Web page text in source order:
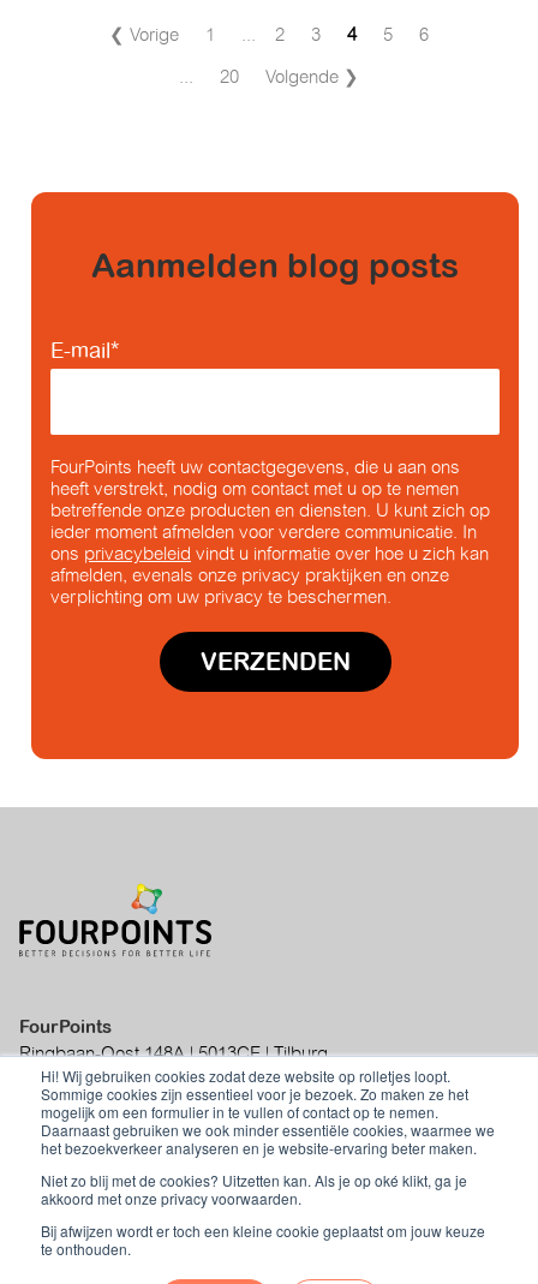
Hi! Wij gebruiken cookies zodat deze website op rolletjes loopt.
Sommige cookies zijn essentieel voor je bezoek. Zo maken ze het
mogelijk om een formulier in te vullen of contact op te nemen.
Daarnaast gebruiken we ook minder essentiële cookies, waarmee we
het bezoekverkeer analyseren en je website-ervaring beter maken.
Niet zo blij met de cookies? Uitzetten kan. Als je op oké klikt, ga je
akkoord met onze privacy voorwaarden.
Bij afwijzen wordt er toch een kleine cookie geplaatst om jouw keuze
te onthouden.
❮ Vorige 1 2 3 4 5 6
20 Volgende ❯
Aanmelden blog posts
E-mail*
FourPoints heeft uw contactgegevens, die u aan ons
heeft verstrekt, nodig om contact met u op te nemen
betreffende onze producten en diensten. U kunt zich op
ieder moment afmelden voor verdere communicatie. In
ons privacybeleid vindt u informatie over hoe u zich kan
afmelden, evenals onze privacy praktijken en onze
verplichting om uw privacy te beschermen.
FourPoints
Ringbaan-Oost 148A | 5013CE | Tilburg
info@fourpoints.nl|+31 (0)70 - 219 01
voorwaarden